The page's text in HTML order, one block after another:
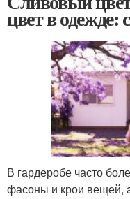
цвет в одежде:
В гардеробе часто
фасоны и крои вещей,